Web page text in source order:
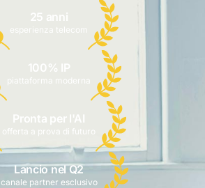
25 anni
esperienza telecom
100% IP
piattaforma moderna
Pronta per l'AI
offerta a prova di futuro
Lancio nel Q2
canale partner esclusivo